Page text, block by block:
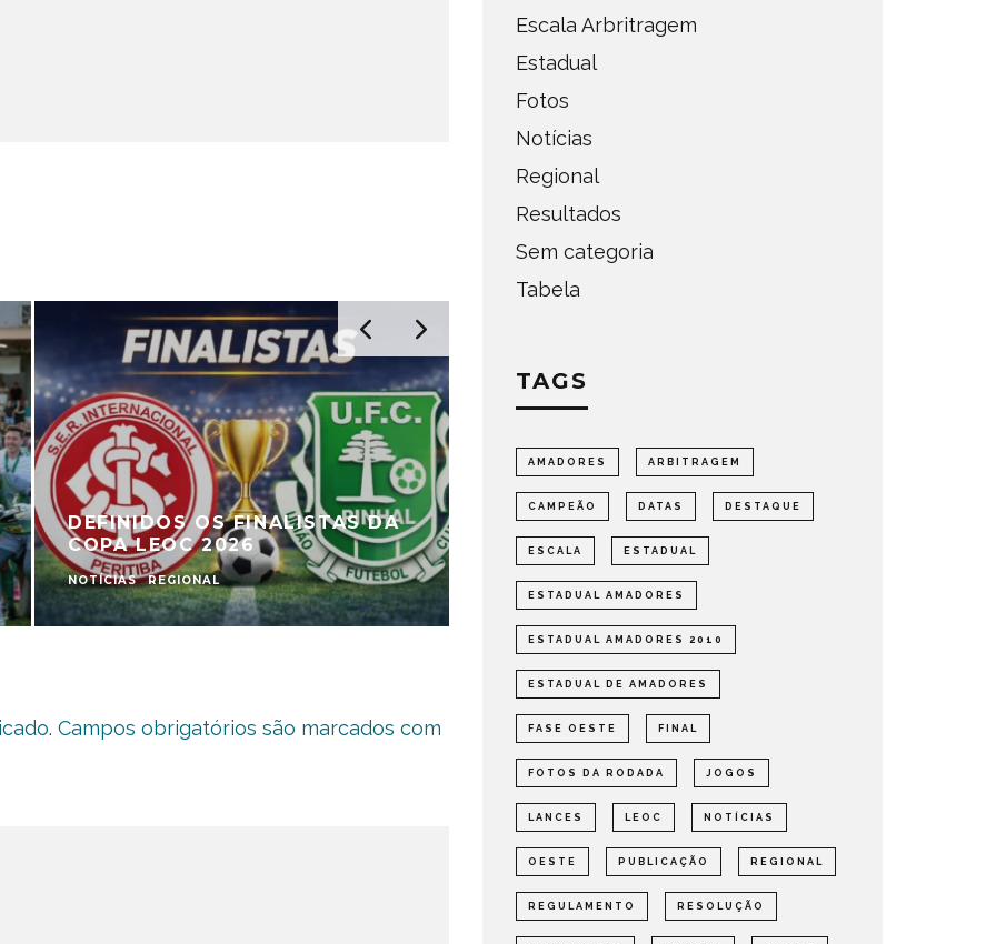
DEFINIDOS OS FINALISTAS DA
COPA LEOC 2026
NOTÍCIAS REGIONAL
INICIADA A CORRIDA EM BUSCA
DE UMA VAGA NA GRANDE
FINAL DA COPA LEOC 2026
NOTÍCIAS REGIONAL
Campos obrigatórios são marcados com
Escala Arbritragem
Estadual
Fotos
Notícias
Regional
Resultados
Sem categoria
Tabela
TAGS
AMADORES ARBITRAGEM
CAMPEÃO DATAS DESTAQUE
ESCALA ESTADUAL
ESTADUAL AMADORES
ESTADUAL AMADORES 2010
ESTADUAL DE AMADORES
FASE OESTE FINAL
FOTOS DA RODADA JOGOS
LANCES LEOC NOTÍCIAS
OESTE PUBLICAÇÃO REGIONAL
REGULAMENTO RESOLUÇÃO